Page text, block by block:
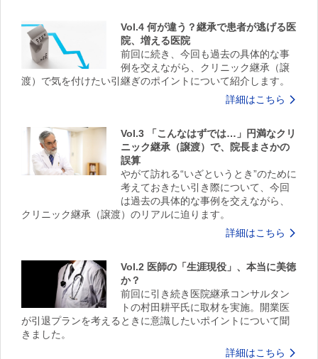
Vol.4 何が違う？継承で患者が逃げる医
院、増える医院
前回に続き、今回も過去の具体的な事
例を交えながら、クリニック継承（譲
渡）で気を付けたい引継ぎのポイントについて紹介します。
詳細はこちら
Vol.3 「こんなはずでは…」円満なクリ
ニック継承（譲渡）で、院長まさかの
誤算
やがて訪れる“いざというとき”のために
考えておきたい引き際について、今回
は過去の具体的な事例を交えながら、
クリニック継承（譲渡）のリアルに迫ります。
詳細はこちら
Vol.2 医師の「生涯現役」、本当に美徳
か？
前回に引き続き医院継承コンサルタン
トの村田耕平氏に取材を実施。開業医
が引退プランを考えるときに意識したいポイントについて聞
きました。
詳細はこちら